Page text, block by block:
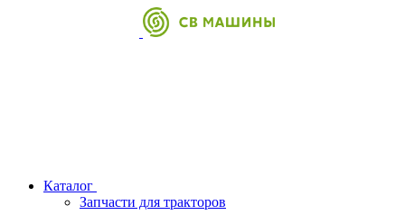
Каталог
Запчасти для тракторов